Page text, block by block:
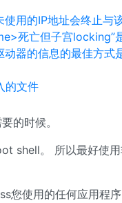
使用的IP地址会终止与
死亡但子宫locking”
器的信息的最佳方式
的文件
的时候。
shell。 所以最好使
您使用的任何应用程